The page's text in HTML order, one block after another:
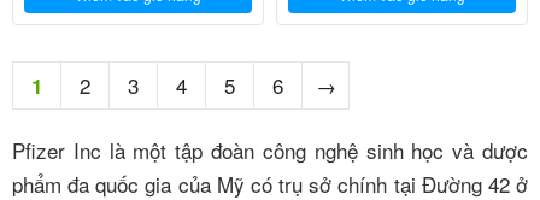
1 2 3 4 5 6 →
Pfizer Inc là một tập đoàn công nghệ sinh học và dược
phẩm đa quốc gia của Mỹ có trụ sở chính tại Đường 42 ở